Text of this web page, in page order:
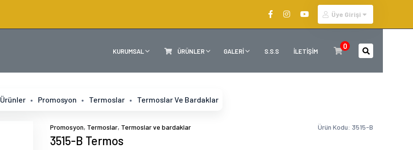
Üye Girişi
KURUMSAL ÜRÜNLER GALERİ S.S.S İLETİŞİM
0
Ürünler Promosyon Termoslar Termoslar Ve Bardaklar
Promosyon, Termoslar, Termoslar ve bardaklar Ürün Kodu: 3515-B
3515-B Termos